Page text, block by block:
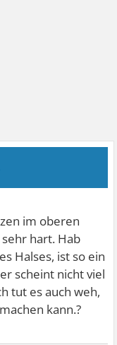
im oberen
hart. Hab
Halses, ist so ein
scheint nicht viel
tut es auch weh,
kann.?